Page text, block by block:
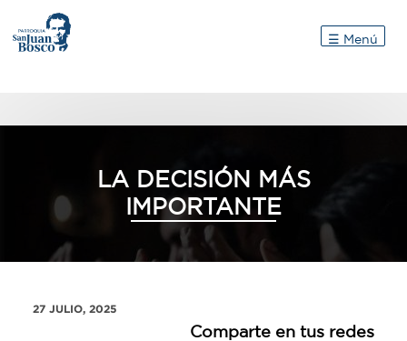
Inicio
☰ Menú
LA DECISIÓN MÁS
IMPORTANTE
27 JULIO, 2025
Comparte en tus redes